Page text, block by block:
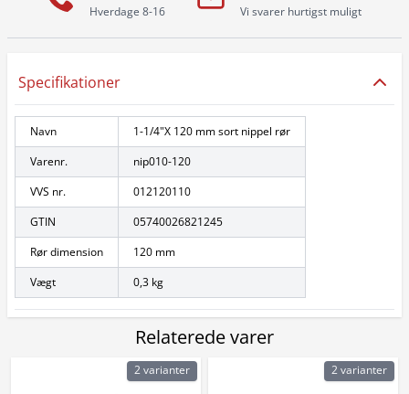
Hverdage 8-16 Vi svarer hurtigst muligt
Specifikationer
Navn
1-1/4"X 120 mm sort nippel rør
Varenr.
nip010-120
VVS nr.
012120110
GTIN
05740026821245
Rør dimension
120 mm
Vægt
0,3 kg
Relaterede varer
2 varianter 2 varianter